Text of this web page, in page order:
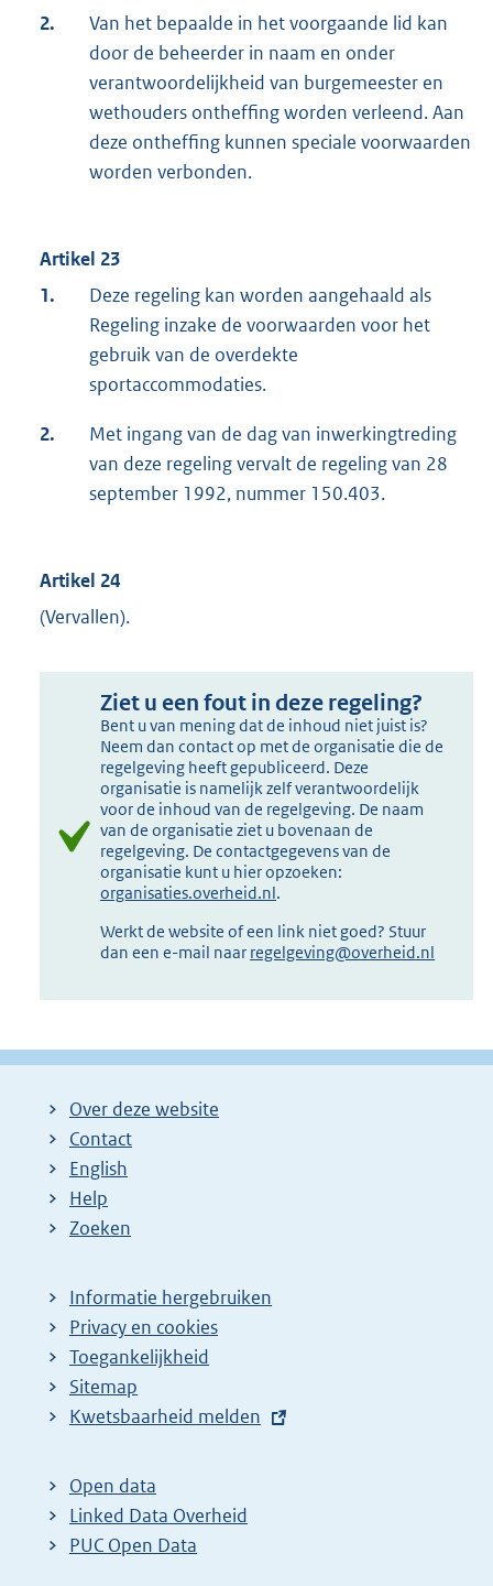
2.
Van het bepaalde in het voorgaande lid kan
door de beheerder in naam en onder
verantwoordelijkheid van burgemeester en
wethouders ontheffing worden verleend. Aan
deze ontheffing kunnen speciale voorwaarden
worden verbonden.
Artikel 23
1.
Deze regeling kan worden aangehaald als
Regeling inzake de voorwaarden voor het
gebruik van de overdekte
sportaccommodaties.
2.
Met ingang van de dag van inwerkingtreding
van deze regeling vervalt de regeling van 28
september 1992, nummer 150.403.
Artikel 24
(Vervallen).
Ziet u een fout in deze regeling?
Bent u van mening dat de inhoud niet juist is?
Neem dan contact op met de organisatie die de
regelgeving heeft gepubliceerd. Deze
organisatie is namelijk zelf verantwoordelijk
voor de inhoud van de regelgeving. De naam
van de organisatie ziet u bovenaan de
regelgeving. De contactgegevens van de
organisatie kunt u hier opzoeken:
organisaties.overheid.nl.
Werkt de website of een link niet goed? Stuur
dan een e-mail naar regelgeving@overheid.nl
Over deze website
Contact
English
Help
Zoeken
Informatie hergebruiken
Privacy en cookies
Toegankelijkheid
Sitemap
E
t
e
r
Kwetsbaarheid melden
Open data
Linked Data Overheid
PUC Open Data